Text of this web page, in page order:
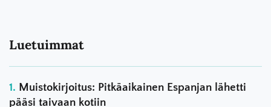
Luetuimmat
Muistokirjoitus: Pitkäaikainen Espanjan lähetti
pääsi taivaan kotiin